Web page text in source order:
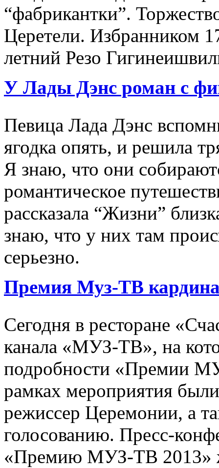
“фабрикантки”.
Церетели. Избранником
летний Резо
У Лады Дэнс роман с
Певица Лада Дэнс
ягодка опять, и решила
Я знаю, что они
романтическое
рассказала “Жизни”
знаю, что у них там
серьезно.
Премия Муз-ТВ
Сегодня в ресторане
канала «МУЗ-ТВ», на
подробности «Премии
рамках мероприятия
режиссер Церемонии, а
голосованию. Пресс-
«Премию МУЗ-ТВ 2013»